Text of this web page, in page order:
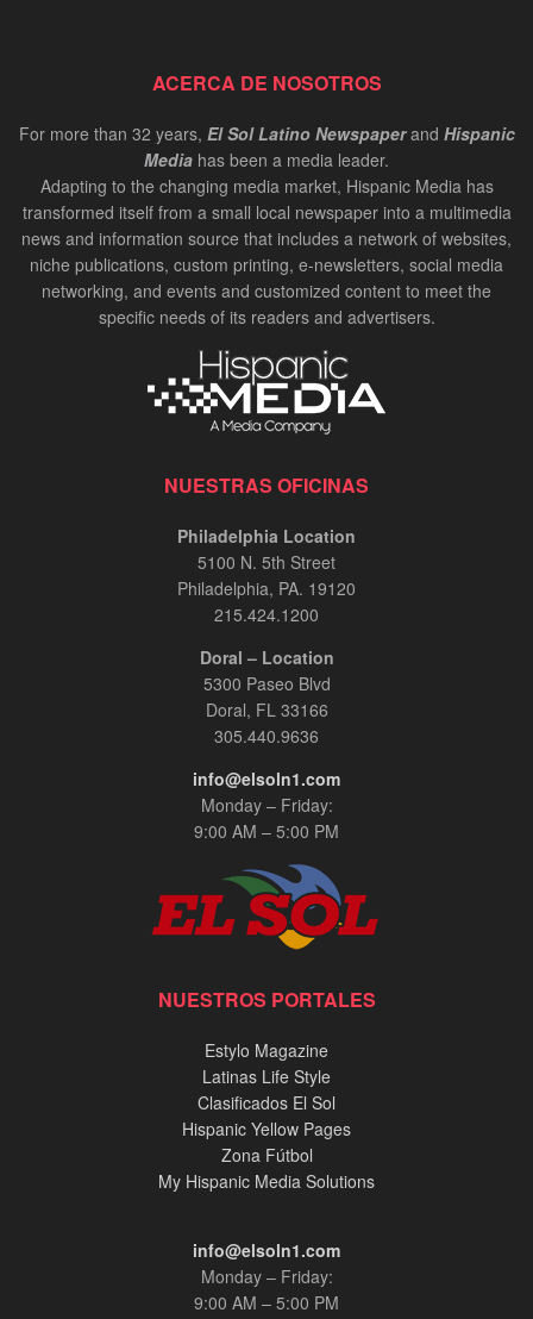
ACERCA DE NOSOTROS
For more than 32 years, El Sol Latino Newspaperand Hispanic
Media has been a media leader.
Adapting to the changing media market, Hispanic Media has
transformed itself from a small local newspaper into a multimedia
news and information source that includes a network of websites,
niche publications, custom printing, e-newsletters, social media
networking, and events and customized content to meet the
specific needs of its readers and advertisers.
NUESTRAS OFICINAS
Philadelphia Location
5100 N. 5th Street
Philadelphia, PA. 19120
215.424.1200
Doral – Location
5300 Paseo Blvd
Doral, FL 33166
305.440.9636
info@elsoln1.com
Monday – Friday:
9:00 AM – 5:00 PM
NUESTROS PORTALES
Estylo Magazine
Latinas Life Style
Clasificados El Sol
Hispanic Yellow Pages
Zona Fútbol
My Hispanic Media Solutions
info@elsoln1.com
Monday – Friday:
9:00 AM – 5:00 PM